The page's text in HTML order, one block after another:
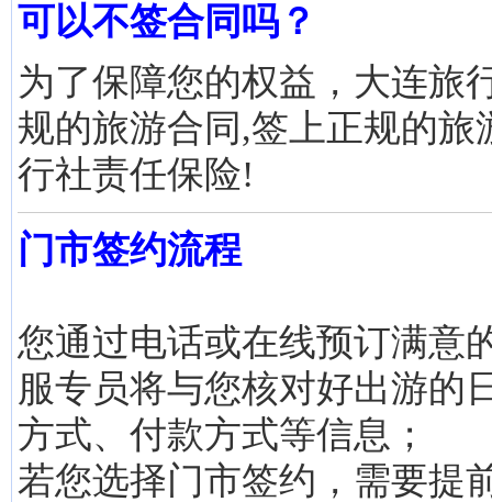
可以不签合同吗？
为了保障您的权益，大连旅
规的旅游合同,签上正规的旅
行社责任保险!
门市签约流程
您通过电话或在线预订满意
服专员将与您核对好出游的
方式、付款方式等信息；
若您选择门市签约，需要提